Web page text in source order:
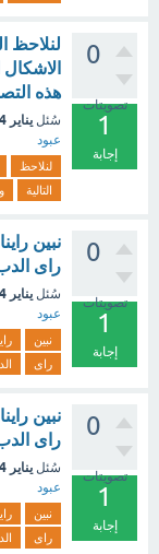
0
تصويتات
1
إجابة
لنلاحظ
الاشكال
هذه
سُئل يناير 24
عبود
لنلاحظ
التالية
0
تصويتات
1
إجابة
نبين
راى
سُئل يناير 24
عبود
نبين
راى
0
تصويتات
1
إجابة
نبين
راى
سُئل يناير 24
عبود
نبين
راى